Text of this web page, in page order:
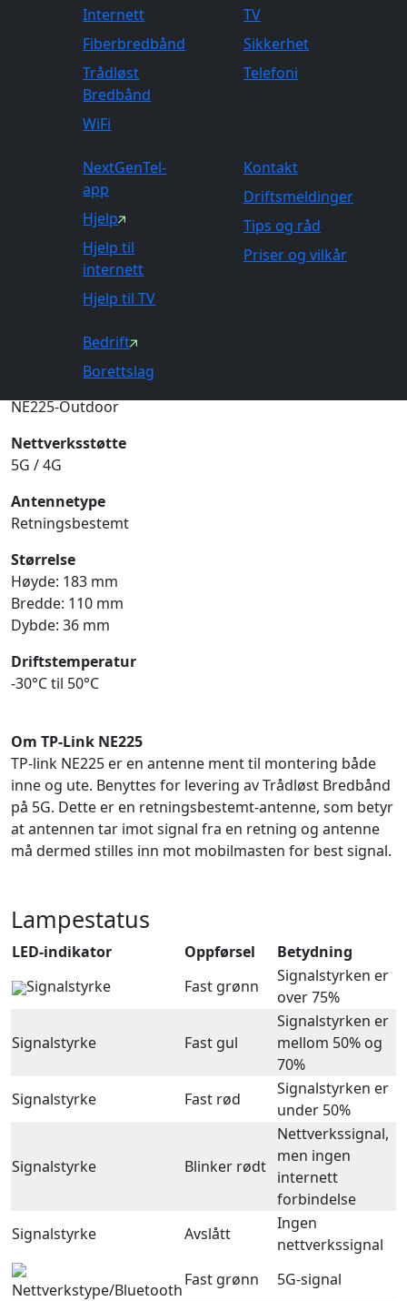
NextGenTel Hjelp Help Center
Internett
Fiberbredbånd
Trådløst
Bredbånd
WiFi
TV
Sikkerhet
Telefoni
NextGenTel-
app
Hjelp
Hjelp til
internett
Hjelp til TV
Kontakt
Driftsmeldinger
Tips og råd
Priser og vilkår
Bedrift
Borettslag
Kundeservice
TP-Link 5G NE225
Ute/innendørsantenne benyttet
til Trådløst Bredbånd.
NE225-Outdoor
Nettverksstøtte
5G / 4G
Antennetype
Retningsbestemt
Størrelse
Høyde: 183 mm
Bredde: 110 mm
Dybde: 36 mm
Driftstemperatur
-30°C til 50°C
Om TP-Link NE225
TP-link NE225 er en antenne ment til montering både
inne og ute. Benyttes for levering av Trådløst Bredbånd
på 5G. Dette er en retningsbestemt-antenne, som betyr
at antennen tar imot signal fra en retning og antenne
må dermed stilles inn mot mobilmasten for best signal.
Lampestatus
LED-indikator Oppførsel
Betydning
Signalstyrke
Fast grønn
Signalstyrken er
over 75%
Signalstyrke Fast gul
Signalstyrken er
mellom 50% og
70%
Signalstyrke
Fast rød
Signalstyrken er
under 50%
Signalstyrke Blinker rødt
Nettverkssignal,
men ingen
internett
forbindelse
Signalstyrke
Avslått
Ingen
nettverkssignal
Nettverkstype/Bluetooth
Fast grønn
5G-signal